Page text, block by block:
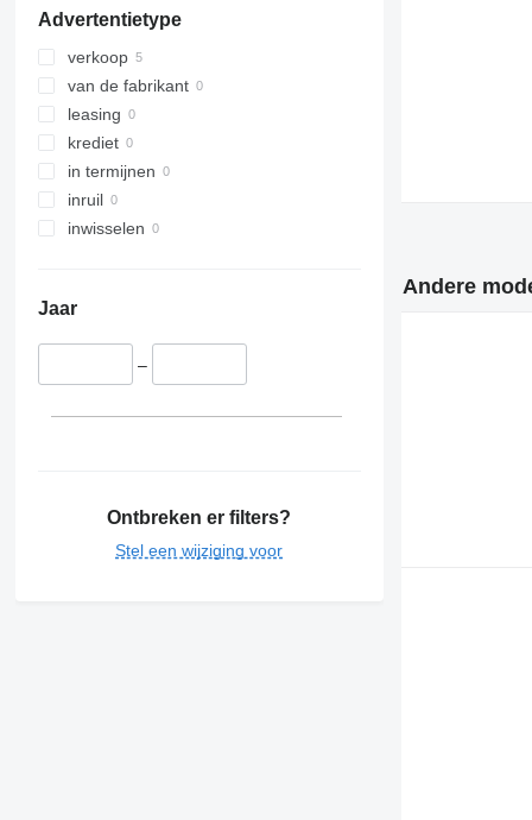
Vito
Advertentietype
verkoop
van de fabrikant
leasing
krediet
in termijnen
inruil
inwisselen
Jaar
–
Ontbreken er filters?
Stel een wijziging voor
Andere